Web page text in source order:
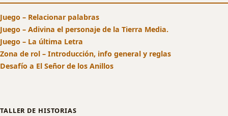
Juego – Relacionar palabras
Juego – Adivina el personaje de la Tierra Media.
Juego – La última Letra
Zona de rol – Introducción, info general y reglas
Desafío a El Señor de los Anillos
TALLER DE HISTORIAS